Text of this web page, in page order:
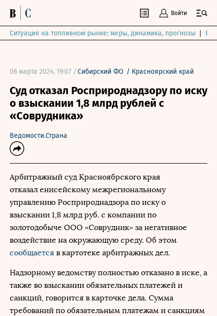
Войти
Ситуация на топливном рынке: меры, динамика, прогнозы
06 марта 2024, 19:07 /Сибирский ФО / Красноярский край
Суд отказал Росприроднадзору по иску
о взыскании 1,8 млрд рублей с
«Соврудника»
Ведомости.Страна
Арбитражный суд Красноябрского края
отказал енисейскому межрегиональному
управлению Росприроднадзора по иску о
взыскании 1,8 млрд руб. с компании по
золотодобыче ООО «Соврудник» за негативное
воздействие на окружающую среду. Об этом
сообщается в картотеке арбитражных дел.
Надзорному ведомству полностью отказано в иске, а
также во взыскании обязательных платежей и
санкций, говорится в карточке дела. Сумма
требований по обязательным платежам и санкциям